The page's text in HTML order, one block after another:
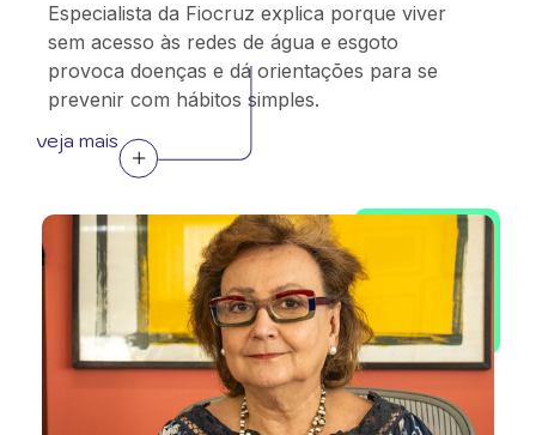
Especialista da Fiocruz explica porque viver
sem acesso às redes de água e esgoto
provoca doenças e dá orientações para se
prevenir com hábitos simples.
veja mais